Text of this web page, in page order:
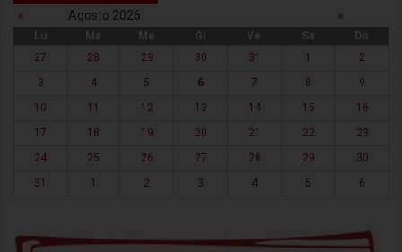
« Agosto 2026 »
Lu Ma Me Gi Ve Sa
Do
27
28 29 30 31 1
2
3
4 5 6 7 8
9
10
11 12 13 14 15
16
17
18 19 20 21 22
23
24
25 26 27 28 29
30
31
1 2 3 4 5 6